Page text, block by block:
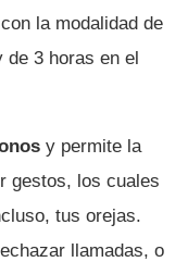
la modalidad de
de 3 horas en el
y permite la
gestos, los cuales
tus orejas.
llamadas, o